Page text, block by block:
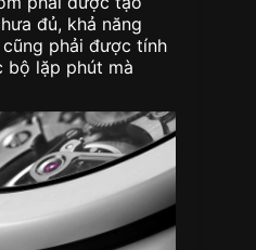
đủ, khả năng
phải được tính
bộ lặp phút mà